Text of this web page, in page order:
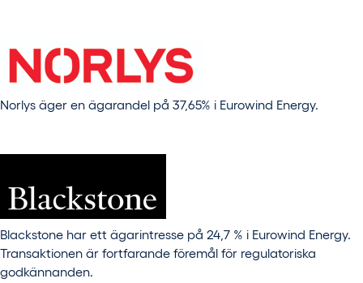
Norlys äger en ägarandel på 37,65% i Eurowind Energy.
Blackstone har ett ägarintresse på 24,7 % i Eurowind Energy.
Transaktionen är fortfarande föremål för regulatoriska
godkännanden.